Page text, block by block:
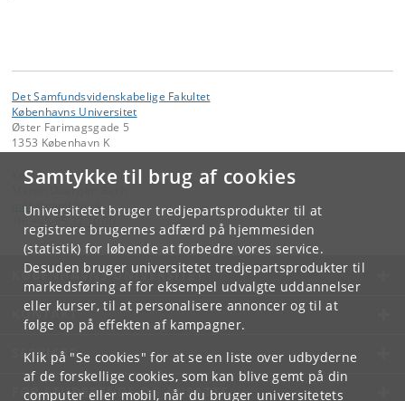
Samtykke til brug af cookies
Universitetet bruger tredjepartsprodukter til at
registrere brugernes adfærd på hjemmesiden
(statistik) for løbende at forbedre vores service.
Desuden bruger universitetet tredjepartsprodukter til
markedsføring af for eksempel udvalgte uddannelser
eller kurser, til at personalisere annoncer og til at
følge op på effekten af kampagner.
Klik på "Se cookies" for at se en liste over udbyderne
af de forskellige cookies, som kan blive gemt på din
computer eller mobil, når du bruger universitetets
Det Samfundsvidenskabelige Fakultet
Københavns Universitet
Øster Farimagsgade 5
1353 København K
Kontakt:
Martin Dueholm Bech
mdb@samf.ku.dk
KØBENHAVNS UNIVERSITET
KONTAKT
SERVICES
FOR STUDERENDE OG ANSATTE